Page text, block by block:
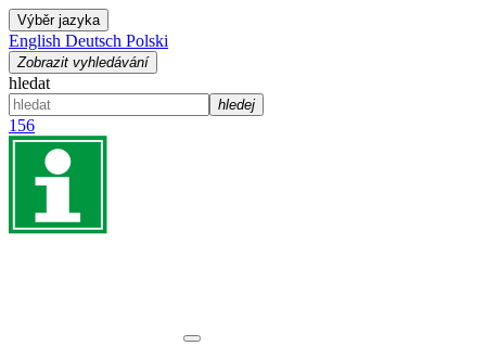
Výběr jazyka
English Deutsch Polski
Zobrazit vyhledávání
hledat
hledej
156